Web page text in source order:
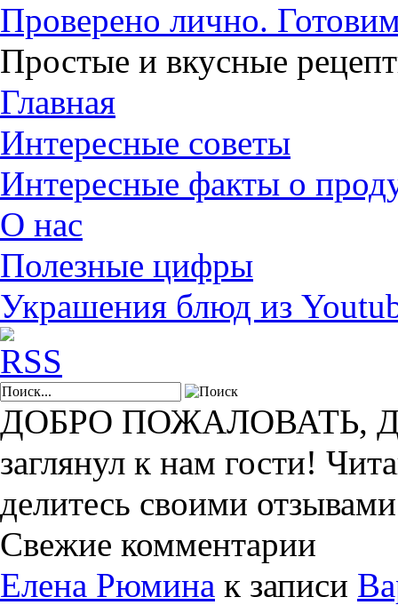
Проверено лично.
Простые и вкусные
Главная
Интересные советы
Интересные факты о
О нас
Полезные цифры
Украшения блюд из
ДОБРО ПОЖАЛОВАТЬ,
заглянул к нам гости!
делитесь своими
Свежие комментарии
Елена Рюмина к записи